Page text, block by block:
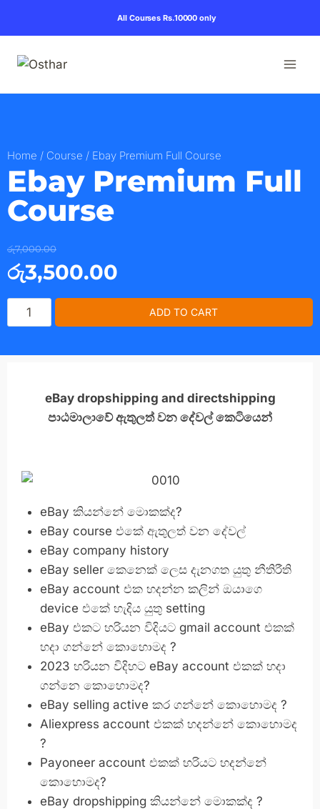
All Courses Rs.10000 only
Home / Course / Ebay Premium Full Course
Ebay Premium Full
Course
රු7,000.00
රු3,500.00
ADD TO CART
eBay dropshipping and directshipping
පාඨමාලාවේ ඇතුලත් වන දේවල් කෙටියෙන්
eBay කියන්නේ මොකක්ද?
eBay course එකේ ඇතුලත් වන දේවල්
eBay company history
eBay seller කෙනෙක් ලෙස දැනගත යුතු නීතිරීති
eBay account එක හදන්න කලින් ඔයාගෙ
device එකේ හැදිය යුතු setting
eBay එකට හරියන විදියට gmail account එකක්
හදා ගන්නේ කොහොමද ?
2023 හරියන විදිහට eBay account එකක් හදා
ගන්නෙ කොහොමද?
eBay selling active කර ගන්නේ කොහොමද ?
Aliexpress account එකක් හදන්නේ කොහොමද
?
Payoneer account එකක් හරියට හදන්නේ
කොහොමද?
eBay dropshipping කියන්නේ මොකක්ද ?